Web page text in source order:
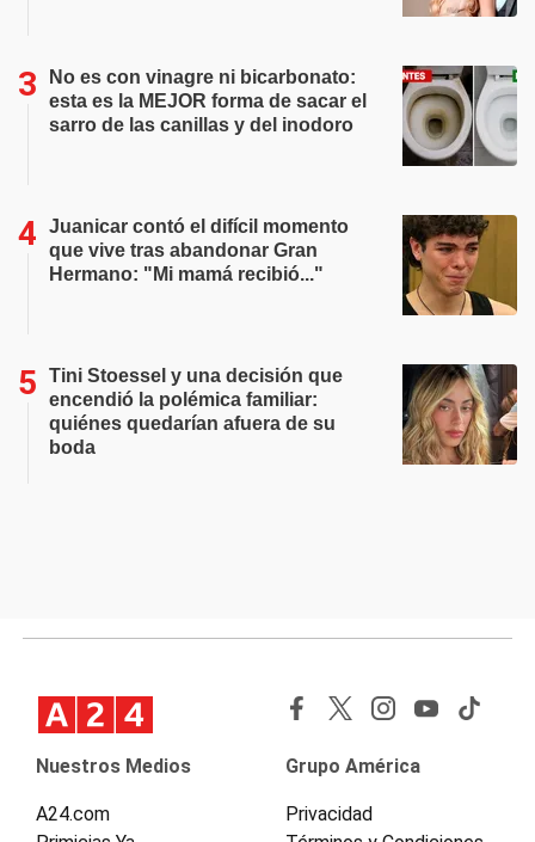
No es con vinagre ni bicarbonato:
esta es la MEJOR forma de sacar el
sarro de las canillas y del inodoro
Juanicar contó el difícil momento
que vive tras abandonar Gran
Hermano: "Mi mamá recibió..."
Tini Stoessel y una decisión que
encendió la polémica familiar:
quiénes quedarían afuera de su
boda
Nuestros Medios
A24.com
Grupo América
Privacidad